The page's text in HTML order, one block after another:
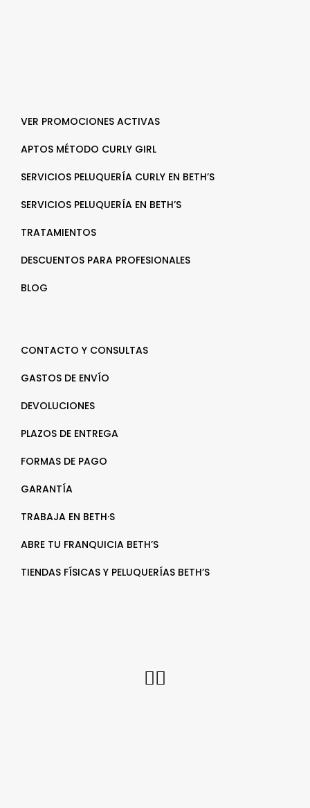
VER PROMOCIONES ACTIVAS
APTOS MÉTODO CURLY GIRL
SERVICIOS PELUQUERÍA CURLY EN BETH’S
SERVICIOS PELUQUERÍA EN BETH’S
TRATAMIENTOS
DESCUENTOS PARA PROFESIONALES
BLOG
CONTACTO Y CONSULTAS
GASTOS DE ENVÍO
DEVOLUCIONES
PLAZOS DE ENTREGA
FORMAS DE PAGO
GARANTÍA
TRABAJA EN BETH·S
ABRE TU FRANQUICIA BETH’S
TIENDAS FÍSICAS Y PELUQUERÍAS BETH’S